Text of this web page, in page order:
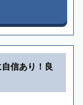
信あり！良